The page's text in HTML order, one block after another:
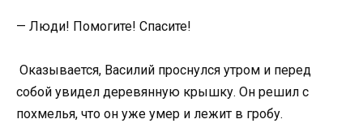
— Люди! Помогите! Спасите!
Оказывается, Василий проснулся утром и перед
собой увидел деревянную крышку. Он решил с
похмелья, что он уже умер и лежит в гробу.